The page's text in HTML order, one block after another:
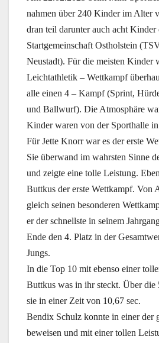
nahmen über 240 Kinder im Alter
dran teil darunter auch acht Kinder
Startgemeinschaft Ostholstein
Neustadt). Für die meisten Kinder
Leichtathletik – Wettkampf
alle einen 4 – Kampf (Sprint,
und Ballwurf). Die Atmosphäre
Kinder waren von der Sporthalle
Für Jette Knorr war es der erste
Sie überwand im wahrsten Sinne
und zeigte eine tolle Leistung.
Buttkus der erste Wettkampf. Von
gleich seinen besonderen
er der schnellste in seinem
Ende den 4. Platz in der
Jungs.
In die Top 10 mit ebenso einer
Buttkus was in ihr steckt. Über die
sie in einer Zeit von 10,67 sec.
Bendix Schulz konnte in einer der
beweisen und mit einer tollen